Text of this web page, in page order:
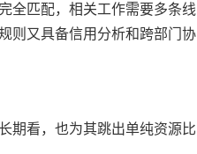
全匹配，相关工作需要多条线
则又具备信用分析和跨部门协
看，也为其跳出单纯资源比